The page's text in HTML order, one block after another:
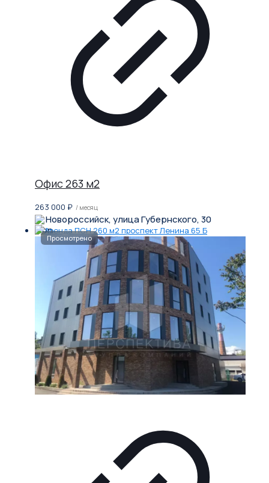
Офис 263 м2
263 000 ₽ / месяц
Новороссийск, улица Губернского, 30